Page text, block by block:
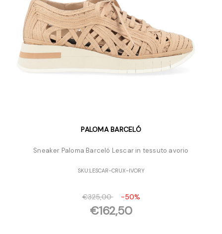
PALOMA BARCELÓ
Sneaker Paloma Barceló Lescar in tessuto avorio
SKU:LESCAR-CRUX-IVORY
€325,00 -50%
€162,50